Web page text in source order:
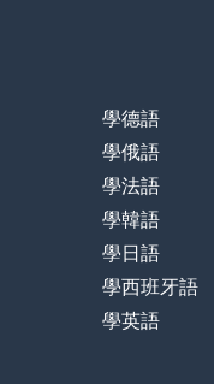
學德語
學俄語
學法語
學韓語
學日語
學西班牙語
學英語